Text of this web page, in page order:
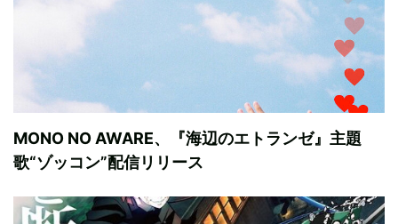
MONO NO AWARE、『海辺のエトランゼ』主題
歌“ゾッコン”配信リリース